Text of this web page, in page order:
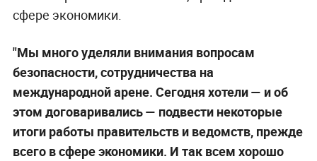
сфере экономики.
"Мы много уделяли внимания вопросам
безопасности, сотрудничества на
международной арене. Сегодня хотели— и об
этом договаривались— подвести некоторые
итоги работы правительств и ведомств, прежде
всего в сфере экономики. И так всем хорошо